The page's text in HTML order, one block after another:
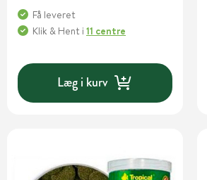
Få leveret
Klik & Hent i 11 centre
Læg i kurv